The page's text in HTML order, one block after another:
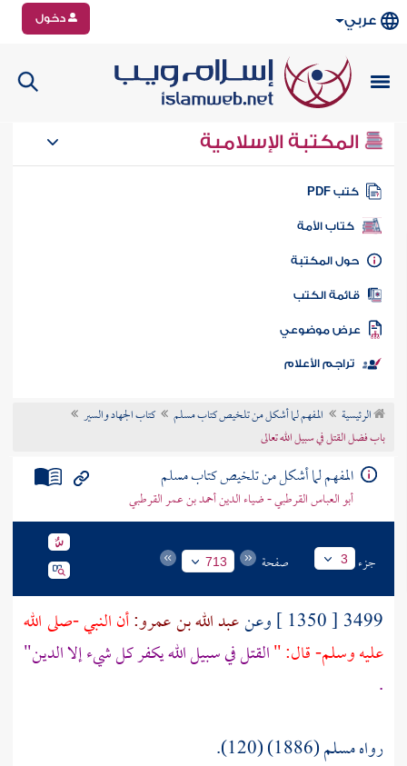
عربي دخول
المكتبة الإسلامية
كتب PDF
كتاب الأمة
المكتبة
الكتب
موضوعي
تراجم الأعلام
الرئيسية المفهم لما أشكل من تلخيص كتاب مسلم
كتاب الجهاد والسير
باب فضل القتل في سبيل الله تعالى
المفهم لما أشكل من تلخيص كتاب مسلم
أبو العباس القرطبي - ضياء الدين أحمد بن عمر القرطبي
جزء 3 صفحة 713
3499 [ 1350 ] وعن عبد الله بن عمرو:أن النبي -صلى الله
عليه وسلم- قال: "القتل في سبيل الله يكفر كل شيء إلا الدين"
.
رواه مسلم (1886) (120).